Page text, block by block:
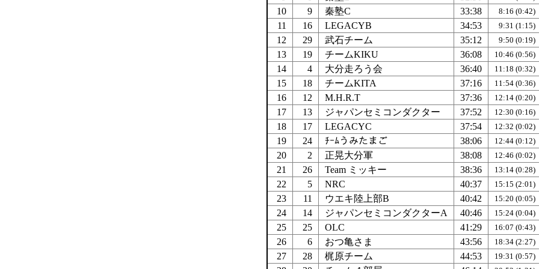
10 9 秦塾C 33:38 8:16 (0:42)
11 16 LEGACYB 34:53 9:31 (1:15)
12 29 武石チーム 35:12 9:50 (0:19)
13 19 チームKIKU 36:08 10:46 (0:56)
14 4 大分走ろう会 36:40 11:18 (0:32)
15 18 チームKITA 37:16 11:54 (0:36)
16 12 M.H.R.T 37:36 12:14 (0:20)
17 13 ジャパンセミコンダクター 37:52 12:30 (0:16)
18 17 LEGACYC 37:54 12:32 (0:02)
19 24 ﾁｰﾑうみたまご 38:06 12:44 (0:12)
20 2 正晃大分軍 38:08 12:46 (0:02)
21 26 Team ミッキー 38:36 13:14 (0:28)
22 5 NRC 40:37 15:15 (2:01)
23 11 ウエキ陸上部B 40:42 15:20 (0:05)
24 14 ジャパンセミコンダクターA 40:46 15:24 (0:04)
25 25 OLC 41:29 16:07 (0:43)
26 6 おつ亀さま 43:56 18:34 (2:27)
27 28 梶原チーム 44:53 19:31 (0:57)